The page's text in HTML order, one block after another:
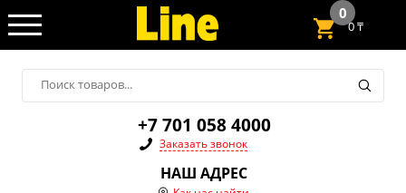
0
0₸
+7 701 058 4000
Заказать звонок
НАШ АДРЕС